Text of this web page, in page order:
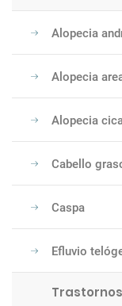
Alopecia
Alopecia
Alopecia
Cabello
Caspa
Efluvio